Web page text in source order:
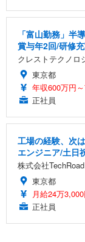
「富山勤務」半
賞与年2回/研修
クレストテクノロ
東京都
年収600万円
正社員
工場の経験、次
エンジニア/土日
株式会社TechRoad
東京都
月給24万
正社員